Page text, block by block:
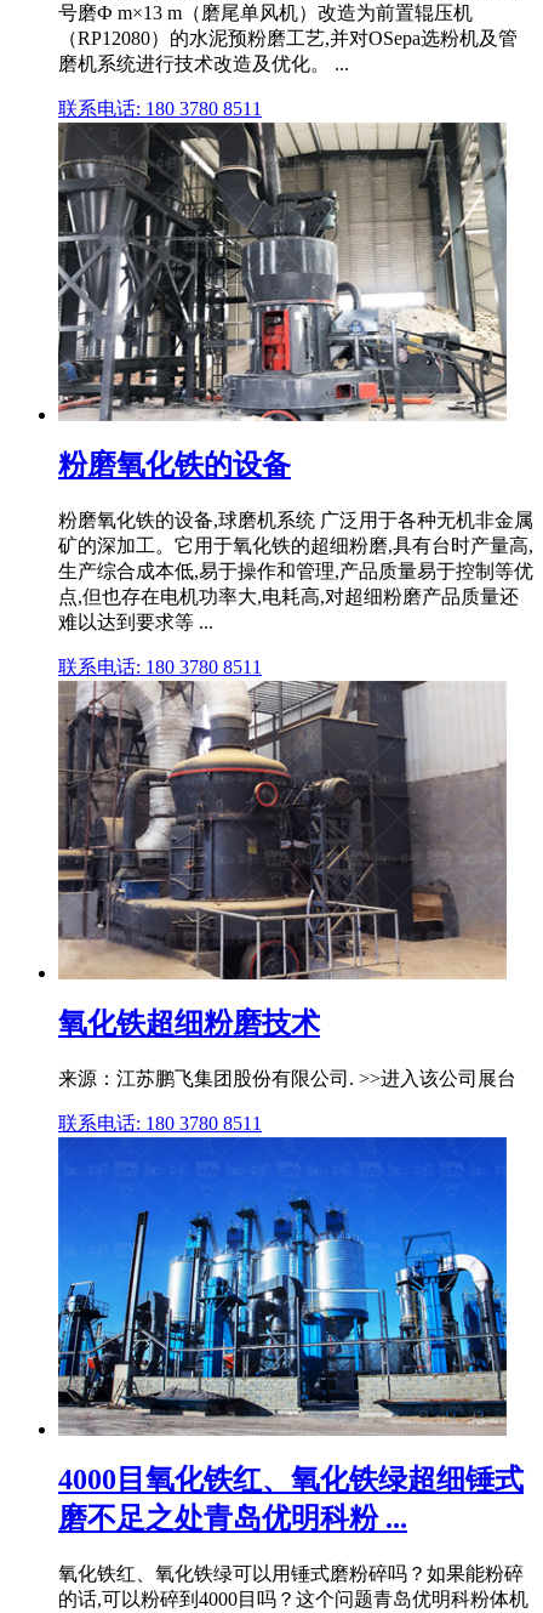
号磨Ф m×13 m（磨尾单风机）改造为前置辊压机
（RP12080）的水泥预粉磨工艺,并对OSepa选粉机及管
磨机系统进行技术改造及优化。 ...
联系电话: 180 3780 8511
粉磨氧化铁的设备
粉磨氧化铁的设备,球磨机系统 广泛用于各种无机非金属
矿的深加工。它用于氧化铁的超细粉磨,具有台时产量高,
生产综合成本低,易于操作和管理,产品质量易于控制等优
点,但也存在电机功率大,电耗高,对超细粉磨产品质量还
难以达到要求等 ...
联系电话: 180 3780 8511
氧化铁超细粉磨技术
来源：江苏鹏飞集团股份有限公司. >>进入该公司展台
联系电话: 180 3780 8511
4000目氧化铁红、氧化铁绿超细锤式
磨不足之处青岛优明科粉 ...
氧化铁红、氧化铁绿可以用锤式磨粉碎吗？如果能粉碎
的话,可以粉碎到4000目吗？这个问题青岛优明科粉体机